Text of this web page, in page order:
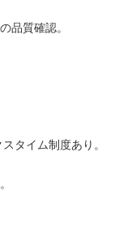
品質確認。
タイム制度あり。